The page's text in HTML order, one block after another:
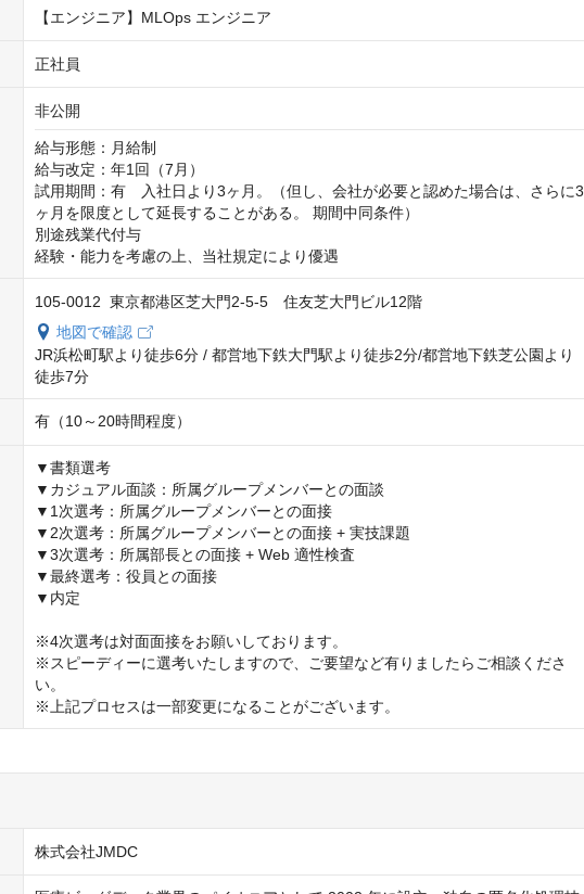
【エンジニア】MLOps エンジニア
正社員
非公開
給与形態：月給制
給与改定：年1回（7月）
試用期間：有　入社日より3ヶ月。（但し、会社が必要と認めた場合は、さらに3
ヶ月を限度として延長することがある。 期間中同条件）
別途残業代付与
経験・能力を考慮の上、当社規定により優遇
105-0012 東京都港区芝大門2-5-5 住友芝大門ビル12階
地図で確認
JR浜松町駅より徒歩6分 / 都営地下鉄大門駅より徒歩2分/都営地下鉄芝公園より
徒歩7分
有（10～20時間程度）
▼書類選考
▼カジュアル面談：所属グループメンバーとの面談
▼1次選考：所属グループメンバーとの面接
▼2次選考：所属グループメンバーとの面接 + 実技課題
▼3次選考：所属部長との面接 + Web 適性検査
▼最終選考：役員との面接
▼内定
※4次選考は対面面接をお願いしております。
※スピーディーに選考いたしますので、ご要望など有りましたらご相談くださ
い。
※上記プロセスは一部変更になることがございます。
株式会社JMDC